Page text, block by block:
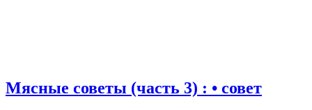
Мясные советы (часть 3) : • совет